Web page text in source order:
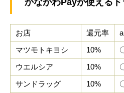
お店 還元率
マツモトキヨシ
10%
ウエルシア
10%
サンドラッグ
10%